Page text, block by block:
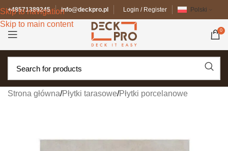
Skip to navigation
Skip to main content
+48571389245 info@deckpro.pl Login / Register Polski
0
Strona główna/Płytki tarasowe/Płytki porcelanowe